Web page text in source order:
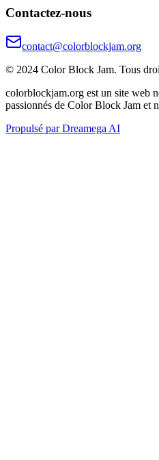
Contactez-nous
contact@colorblockjam.org
© 2024 Color Block Jam. Tous
colorblockjam.org est un site web
passionnés de Color Block Jam et
Propulsé par Dreamega AI